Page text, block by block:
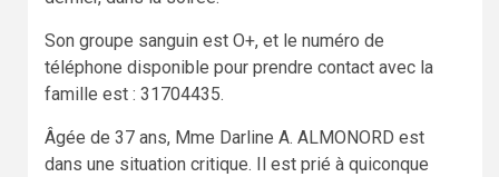
Son groupe sanguin est O+, et le numéro de
téléphone disponible pour prendre contact avec la
famille est : 31704435.
Âgée de 37 ans, Mme Darline A. ALMONORD est
dans une situation critique. Il est prié à quiconque